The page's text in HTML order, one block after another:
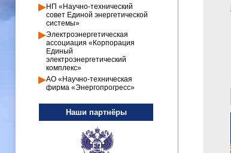
НП «Научно-технический
совет Единой энергетической
системы»
Электроэнергетическая
ассоциация «Корпорация
Единый
электроэнергетический
комплекс»
АО «Научно-техническая
фирма «Энергопрогресс»
Наши партнёры